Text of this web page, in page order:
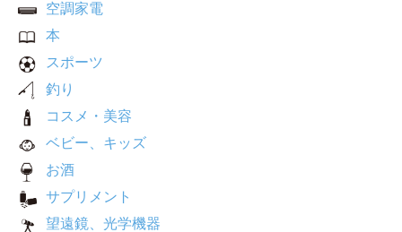
空調家電
本
スポーツ
釣り
コスメ・美容
ベビー、キッズ
お酒
サプリメント
望遠鏡、光学機器